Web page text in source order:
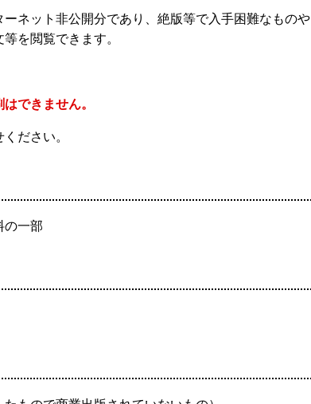
ネット非公開分であり、絶版等で入手困難なものや
を閲覧できます。
できません。
ださい。
の一部